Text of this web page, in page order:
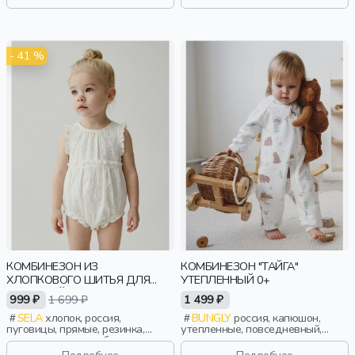
- 41 %
КОМБИНЕЗОН ИЗ
ХЛОПКОВОГО ШИТЬЯ ДЛЯ
МАЛЫШЕЙ
999 ₽ 1 699 ₽
SELAхлопок, россия,
пуговицы, прямые, резинка,
застежка, кнопки, оборка, вырез,
круглый вырез, сборки,
КОМБИНЕЗОН "ТАЙГА"
УТЕПЛЕННЫЙ 0+
1 499 ₽
BUNGLYроссия, капюшон,
утепленные, повседневный,
актив, малыши, дети